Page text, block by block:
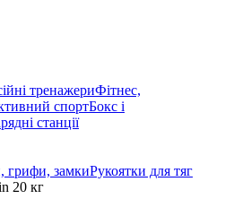
тренажериФітнес,
спортБокс і
станції
грифи, замкиРукоятки для тяг
20 кг